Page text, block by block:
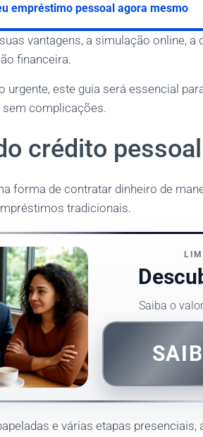
empréstimo pessoal agora mesmo
vantagens, a simulação online,
financeira.
urgente, este guia será essencial
complicações.
crédito pessoal
forma de contratar dinheiro de
tradicionais.
Saiba o
e várias etapas